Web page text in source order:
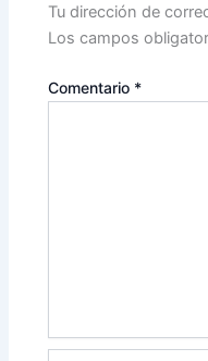
Tu dirección de
Los campos
Comentario *